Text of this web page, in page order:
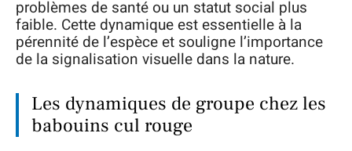
problèmes de santé ou un statut social plus
faible. Cette dynamique est essentielle à la
pérennité de l’espèce et souligne l’importance
de la signalisation visuelle dans la nature.
Les dynamiques de groupe chez les
babouins cul rouge